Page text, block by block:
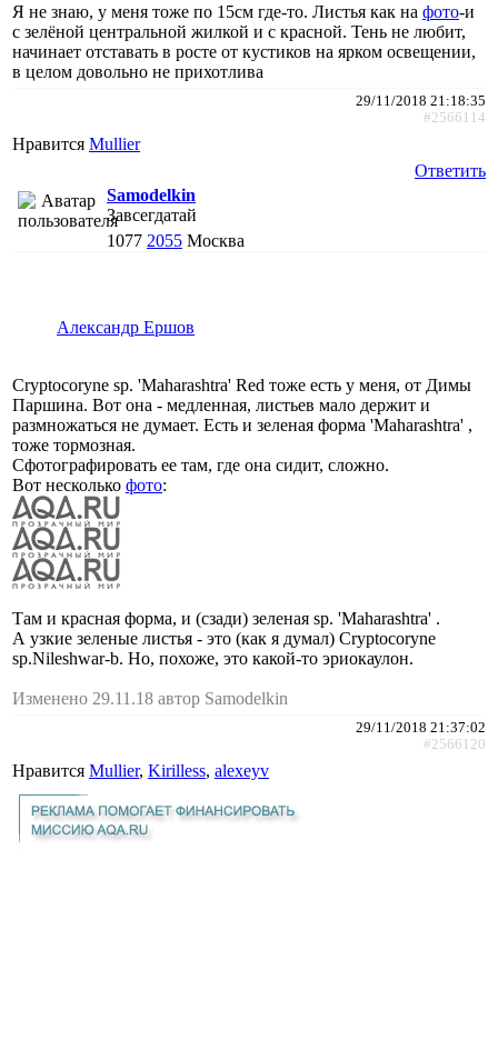
Я не знаю, у меня тоже по 15см где-то. Листья как на фото-и
с зелёной центральной жилкой и с красной. Тень не любит,
начинает отставать в росте от кустиков на ярком освещении,
в целом довольно не прихотлива
29/11/2018 21:18:35
#2566114
Нравится Mullier
Ответить
Samodelkin
Завсегдатай
1077 2055 Москва
Александр Ершов
Cryptocoryne sp. 'Maharashtra' Red тоже есть у меня, от Димы
Паршина. Вот она - медленная, листьев мало держит и
размножаться не думает. Есть и зеленая форма 'Maharashtra' ,
тоже тормозная.
Сфотографировать ее там, где она сидит, сложно.
Вот несколько фото:
Там и красная форма, и (сзади) зеленая sp. 'Maharashtra' .
А узкие зеленые листья - это (как я думал) Cryptocoryne
sp.Nileshwar-b. Но, похоже, это какой-то эриокаулон.
Изменено 29.11.18 автор Samodelkin
29/11/2018 21:37:02
#2566120
Нравится Mullier, Kirilless, alexeyv